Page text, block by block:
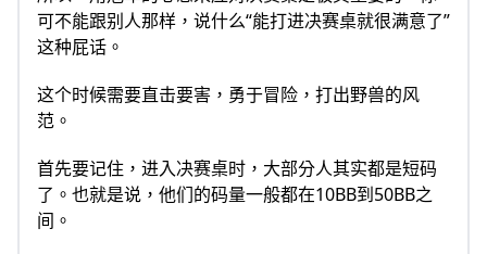
可不能跟别人那样，说什么“能打进决赛桌就很满意了”
这种屁话。
这个时候需要直击要害，勇于冒险，打出野兽的风
范。
首先要记住，进入决赛桌时，大部分人其实都是短码
了。也就是说，他们的码量一般都在10BB到50BB之
间。